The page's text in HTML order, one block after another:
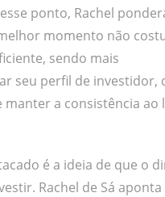
ponto, Rachel
momento não
sendo mais
seu perfil de investidor,
manter a consistência ao
é a ideia de que o
Rachel de Sá